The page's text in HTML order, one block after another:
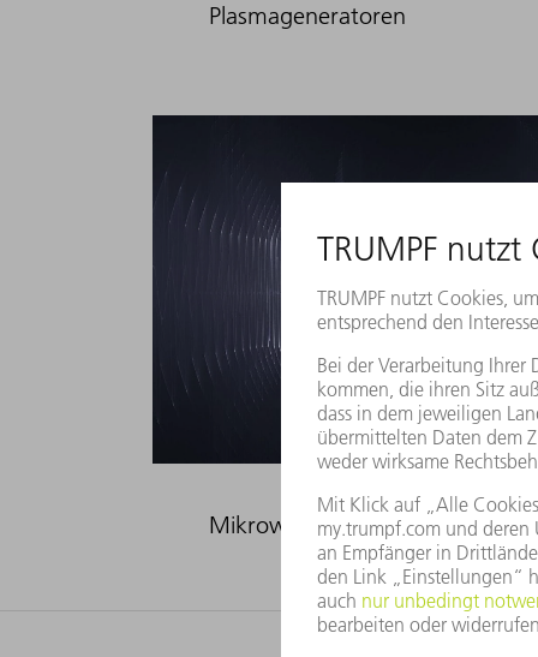
Plasmageneratoren
Mikrowellenverstärker